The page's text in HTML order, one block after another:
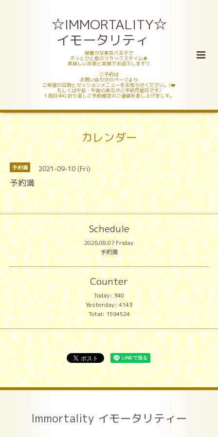
☆IMMORTALITY☆
イモータリティ
緑豊かな東京八王子で
ホッとひと息のリラックスタイム🍀
美味しいお茶と笑顔でお迎えします♡
ご予約は
お問い合わせのページより
ご希望の日時とセッションメニューをお知らせください。(❤️
もしくは午前・午後の表示がご予約可能日です)
１両日中に折り返しご予約確定のご連絡を差し上げましす。
カレンダー
予約満 2021-09-10 (Fri)
予約満
Schedule
2026.08.07 Friday
予約満
Counter
Today:340
Yesterday:4143
Total:1594524
Immortality イモータリティー